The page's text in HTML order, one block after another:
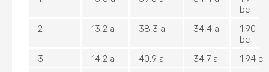
bc
2
13,2 a 38,3 a 34,4 a
1,90
bc
3
14,2 a 40,9 a 34,7 a
1,94 c